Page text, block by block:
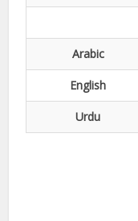
Arabic
English
Urdu